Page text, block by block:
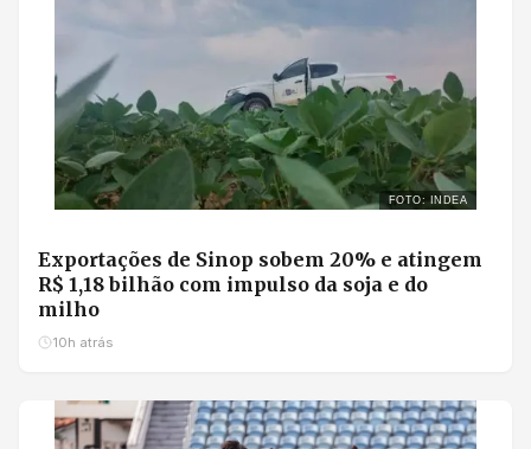
FOTO: INDEA
Exportações de Sinop sobem 20% e atingem
R$ 1,18 bilhão com impulso da soja e do
milho
10h atrás